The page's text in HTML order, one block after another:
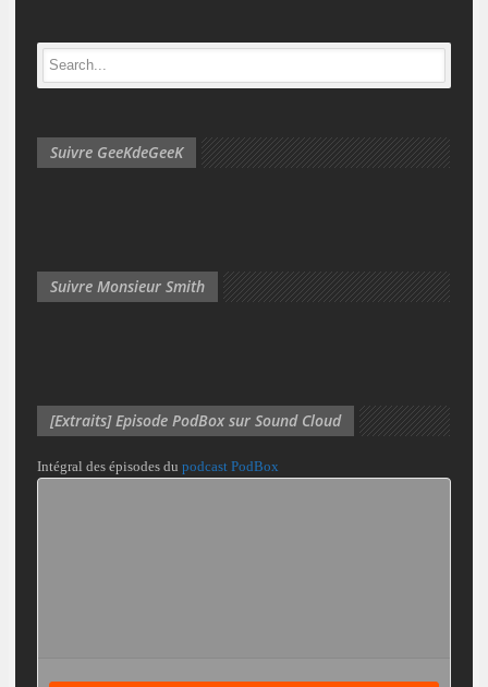
Suivre GeeKdeGeeK
Suivre Monsieur Smith
[Extraits] Episode PodBox sur Sound Cloud
Intégral des épisodes du podcast PodBox